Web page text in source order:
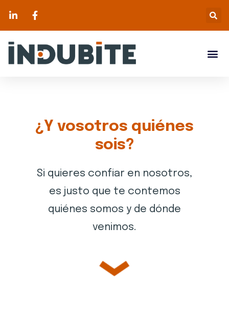
¿Y vosotros quiénes
sois?
Si quieres confiar en nosotros,
es justo que te contemos
quiénes somos y de dónde
venimos.